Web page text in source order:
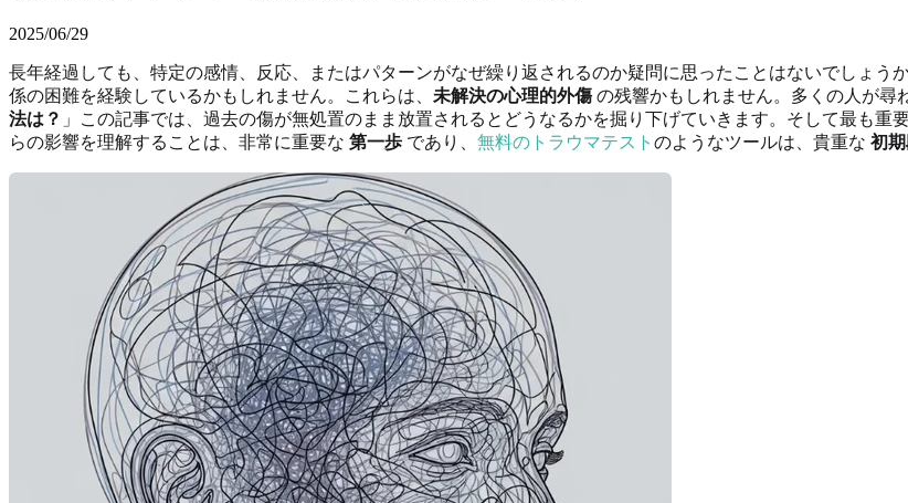
2025/06/29
長年経過しても、特定の感情、反応、またはパターンがなぜ繰り返されるのか疑問に思ったことはないでしょう
係の困難を経験しているかもしれません。これらは、 未解決の心理的外傷の残響かもしれません。多くの人が尋
法は？ 」この記事では、過去の傷が無処置のまま放置されるとどうなるかを掘り下げていきます。そして最も
らの影響を理解することは、非常に重要な 第一歩 であり、 無料のトラウマテスト のようなツールは、貴重な 初